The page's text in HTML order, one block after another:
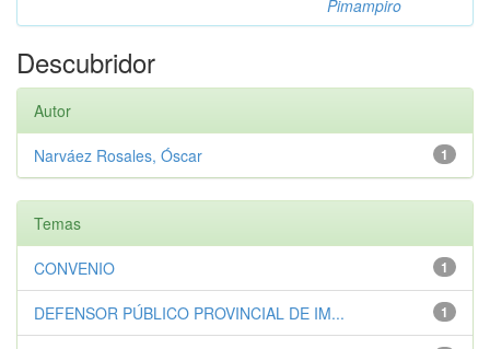
Pimampiro
Descubridor
Autor
1
Narváez Rosales, Óscar
Temas
1
CONVENIO
1
DEFENSOR PÚBLICO PROVINCIAL DE IM...